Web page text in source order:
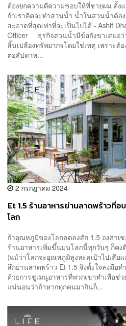
ต้องยกความดีความชอบให้พี่ชายผม ตั้ง
ถ้าเราคิดจะทำสวนน้ำ น้ำในสวนน้ำต้อ
สะอาดที่สุดเท่าที่จะเป็นไปได้ - Ashif
Officer ธุรกิจสวนน้ำมีข้อกังขาเสมอว่
สิ้นเปลืองทรัพยากรโดยใช่เหตุ เพราะ
ต่อสัปดาห...
2 กรกฎาคม 2024
Et 1.5 ร้านอาหารย่านลาดพร้าวที่
โลก
ถ้าอุณหภูมิของโลกลดลงสัก 1.5 องศาเ
ร้านอาหารเพิ่มขึ้นบนโลกนี้ทุกวันๆ ก็คง
(แม้ว่าโลกจะอุณหภูมิสูงทะลุเป้าไปเสีย
ลึกย่านลาดพร้าว Et 1.5 จึงตั้งใจลงมือ
ด้วยการชูเมนูอาหารที่พวกเขาทำเพื่อช่
แน่นอนว่าถ้าหากทุกคนมากินก็...